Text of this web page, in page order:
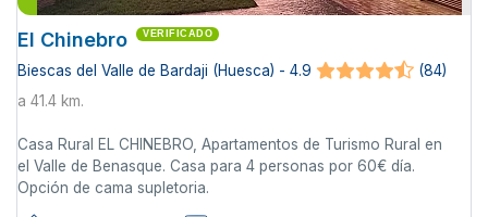
El Chinebro VERIFICADO
Biescas del Valle de Bardaji (Huesca) - 4.9
(84)
a 41.4 km.
Casa Rural EL CHINEBRO, Apartamentos de Turismo Rural en
el Valle de Benasque. Casa para 4 personas por 60€ día.
Opción de cama supletoria.